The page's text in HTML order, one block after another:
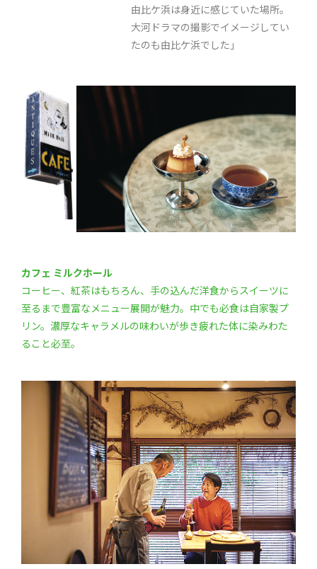
由比ケ浜は身近に感じていた場所。
大河ドラマの撮影でイメージしてい
たのも由比ケ浜でした」
カフェ ミルクホール
コーヒー、紅茶はもちろん、手の込んだ洋食からスイーツに
至るまで豊富なメニュー展開が魅力。中でも必食は自家製プ
リン。濃厚なキャラメルの味わいが歩き疲れた体に染みわた
ること必至。